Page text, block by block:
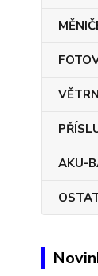
AKU-